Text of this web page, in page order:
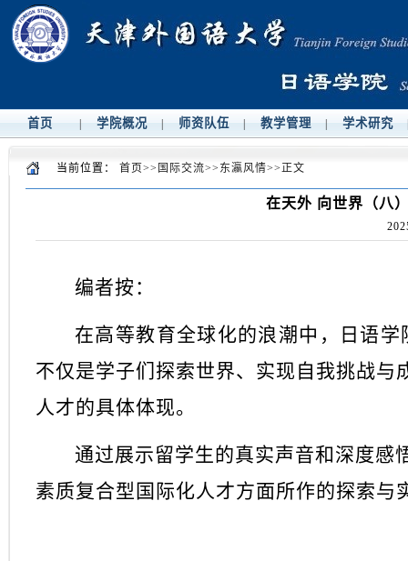
首页 学院概况 师资队伍 教学管理 学术研究
当前位置： 首页>> 国际交流>> 东瀛风情>>正文
在天外 向世界（八
编者按：
在高等教育全球化的浪潮中，日语
不仅是学子们探索世界、实现自我挑战
人才的具体体现。
通过展示留学生的真实声音和深度感
素质复合型国际化人才方面所作的探索与